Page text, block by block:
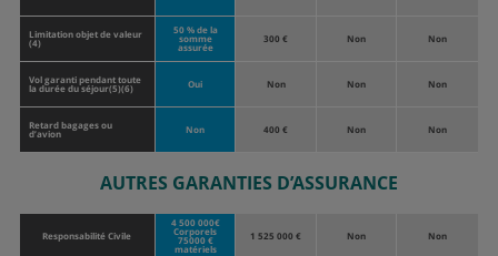
Limitation objet de valeur
(4)
50 % de la
somme
assurée
300 € Non Non
Vol garanti pendant toute
la durée du séjour(5)(6) Oui Non Non Non
Retard bagages ou
d’avion Non 400 € Non Non
AUTRES GARANTIES D’ASSURANCE
Responsabilité Civile
4 500 000€
Corporels
75000 €
matériels
1 525 000 € Non Non